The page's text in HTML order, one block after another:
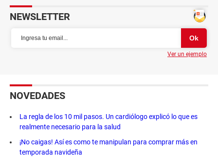
NEWSLETTER
Ver un ejemplo
NOVEDADES
La regla de los 10 mil pasos. Un cardiólogo explicó lo que es
realmente necesario para la salud
¡No caigas! Así es como te manipulan para comprar más en
temporada navideña